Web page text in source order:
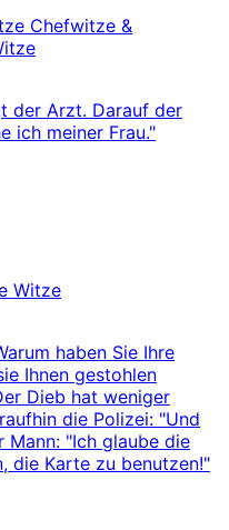
Chefwitze &
der Arzt. Darauf der
ich meiner Frau."
Witze
haben Sie Ihre
Ihnen gestohlen
Dieb hat weniger
die Polizei: "Und
Mann: "Ich glaube die
die Karte zu benutzen!"